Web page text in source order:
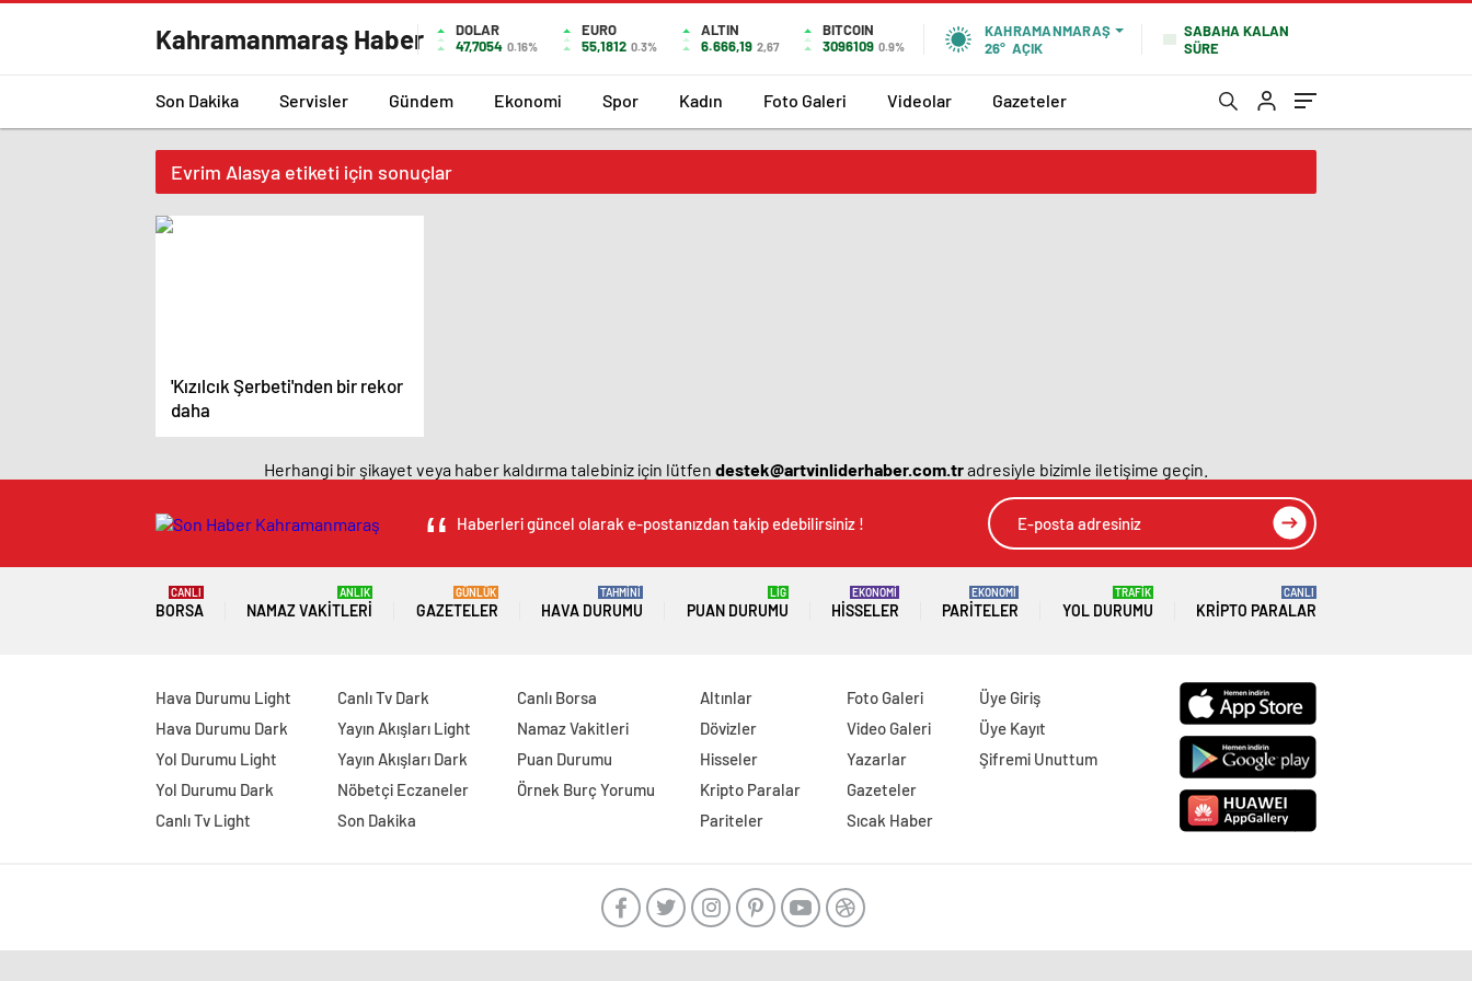
Kahramanmaraş Haber
DOLAR
47,7054 0.16%
EURO
55,1812 0.3%
ALTIN
6.666,19 2,67
BITCOIN
3096109 0.9%
KAHRAMANMARAŞ
26° AÇIK
SABAHA KALAN
SÜRE
Son Dakika Servisler Gündem Ekonomi Spor Kadın Foto Galeri Videolar Gazeteler
Evrim Alasya etiketi için sonuçlar
'Kızılcık Şerbeti'nden bir rekor
daha
Herhangi bir şikayet veya haber kaldırma talebiniz için lütfen destek@artvinliderhaber.com.tradresiyle bizimle iletişime geçin.
Haberleri güncel olarak e-postanızdan takip edebilirsiniz !
BORSA
CANLI
NAMAZ VAKITLERI
ANLIK
GAZETELER
GÜNLÜK
HAVA DURUMU
TAHMİNİ
PUAN DURUMU
LİG
HISSELER
EKONOMİ
PARITELER
EKONOMİ
YOL DURUMU
TRAFİK
KRIPTO PARALAR
CANLI
Hava Durumu Light
Hava Durumu Dark
Yol Durumu Light
Yol Durumu Dark
Canlı Tv Light
Canlı Tv Dark
Yayın Akışları Light
Yayın Akışları Dark
Nöbetçi Eczaneler
Son Dakika
Canlı Borsa
Namaz Vakitleri
Puan Durumu
Örnek Burç Yorumu
Altınlar
Dövizler
Hisseler
Kripto Paralar
Pariteler
Foto Galeri
Video Galeri
Yazarlar
Gazeteler
Sıcak Haber
Üye Giriş
Üye Kayıt
Şifremi Unuttum